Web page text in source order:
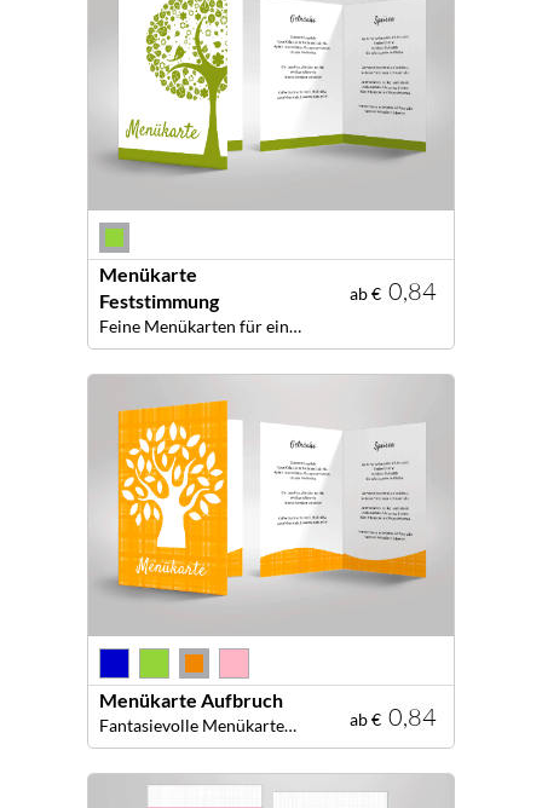
ab € 0,84
Menükarte
Feststimmung
Feine Menükarten für eine dekorative Tafel!
ab € 0,84
Menükarte Aufbruch
Fantasievolle Menükarten für eine dekorative Tafel!